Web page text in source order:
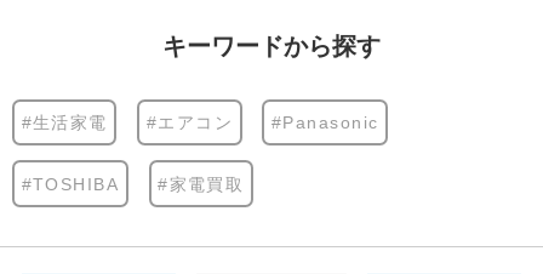
キーワードから探す
#生活家電 #エアコン #Panasonic
#TOSHIBA #家電買取